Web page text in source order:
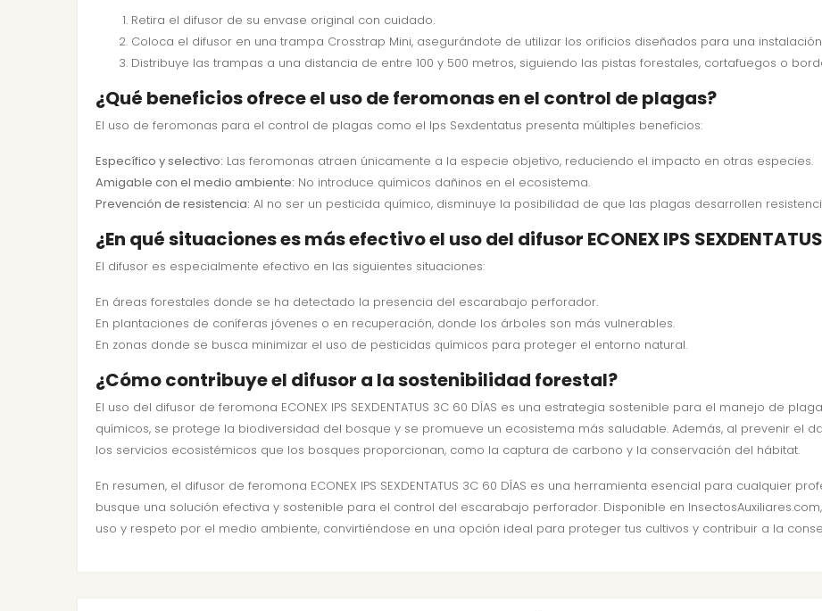
Retira el difusor de su envase original con cuidado.
Coloca el difusor en una trampa Crosstrap Mini, asegurándote de utilizar los orificios diseñados para una
Distribuye las trampas a una distancia de entre 100 y 500 metros, siguiendo las pistas forestales, cortafuegos o
¿Qué beneficios ofrece el uso de feromonas en el control de plagas?
El uso de feromonas para el control de plagas como el Ips Sexdentatus presenta múltiples beneficios:
Específico y selectivo: Las feromonas atraen únicamente a la especie objetivo, reduciendo el impacto en otras especies.
Amigable con el medio ambiente: No introduce químicos dañinos en el ecosistema.
Prevención de resistencia: Al no ser un pesticida químico, disminuye la posibilidad de que las plagas desarrollen
¿En qué situaciones es más efectivo el uso del difusor ECONEX IPS
El difusor es especialmente efectivo en las siguientes situaciones:
En áreas forestales donde se ha detectado la presencia del escarabajo perforador.
En plantaciones de coníferas jóvenes o en recuperación, donde los árboles son más vulnerables.
En zonas donde se busca minimizar el uso de pesticidas químicos para proteger el entorno natural.
¿Cómo contribuye el difusor a la sostenibilidad forestal?
El uso del difusor de feromona ECONEX IPS SEXDENTATUS 3C 60 DÍAS es una estrategia sostenible para el manejo de
químicos, se protege la biodiversidad del bosque y se promueve un ecosistema más saludable. Además, al prevenir el
los servicios ecosistémicos que los bosques proporcionan, como la captura de carbono y la conservación del hábitat.
En resumen, el difusor de feromona ECONEX IPS SEXDENTATUS 3C 60 DÍAS es una herramienta esencial para cualquier
busque una solución efectiva y sostenible para el control del escarabajo perforador. Disponible en
uso y respeto por el medio ambiente, convirtiéndose en una opción ideal para proteger tus cultivos y contribuir a la